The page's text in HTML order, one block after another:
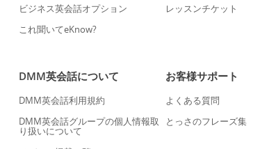
ビジネス英会話オプション
これ聞いてeKnow?
レッスンチケット
DMM英会話について
DMM英会話利用規約
DMM英会話グループの個人情報取
り扱いについて
お客様サポート
よくある質問
とっさのフレーズ集